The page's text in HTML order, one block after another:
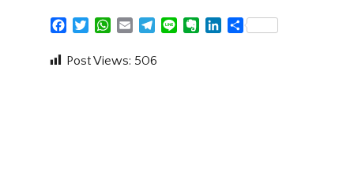
FacebookTwitterWhatsApp
Email Telegram
Line Evernote
LinkedIn
Share
Post Views: 506